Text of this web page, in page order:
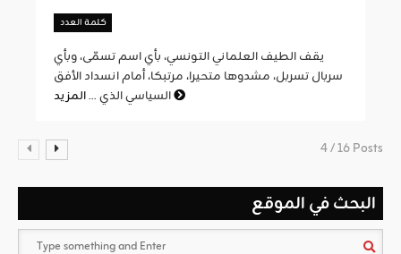
كلمة العدد
يقف الطيف العلماني التونسي، بأي اسم تسمّى، وبأي
سربال تسربل، مشدوها متحيرا، مرتبكا، أمام انسداد الأفق
السياسي الذي ...
4 / 16 Posts
البحث في الموقع